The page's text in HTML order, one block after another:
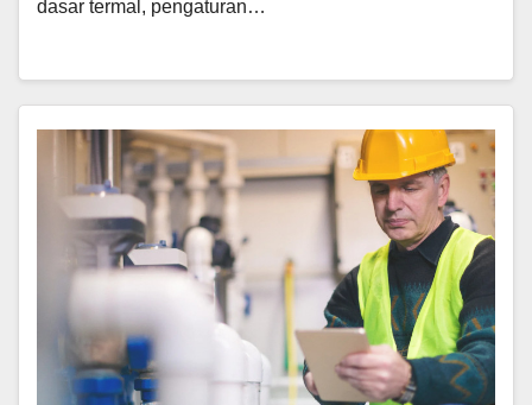
dasar termal, pengaturan…